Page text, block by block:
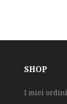
SHOP
I miei ordini